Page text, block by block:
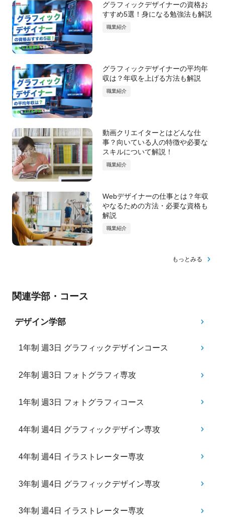
グラフィックデザイナーの資格お
すすめ5選！身になる勉強法も解説
職業紹介
グラフィックデザイナーの平均年
収は？年収を上げる方法も解説
職業紹介
動画クリエイターとはどんな仕
事？向いている人の特徴や必要な
スキルについて解説！
職業紹介
Webデザイナーの仕事とは？年収
やなるための方法・必要な資格も
解説
職業紹介
もっとみる
関連学部・コース
デザイン学部
1年制 週3日 グラフィックデザインコース
2年制 週3日 フォトグラフィ専攻
1年制 週3日 フォトグラフィコース
4年制 週4日 グラフィックデザイン専攻
4年制 週4日 イラストレーター専攻
3年制 週4日 グラフィックデザイン専攻
3年制 週4日 イラストレーター専攻